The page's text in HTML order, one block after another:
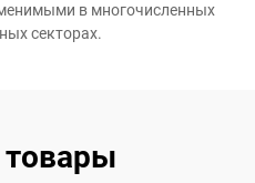
в многочисленных
секторах.